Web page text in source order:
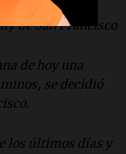
de San Francisco
de hoy una
se decidió
los últimos días y